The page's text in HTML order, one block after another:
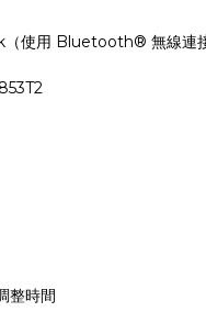
（使用 Bluetooth® 無線連
整時間